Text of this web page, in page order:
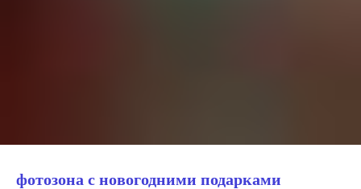
фотозона с новогодними подарками